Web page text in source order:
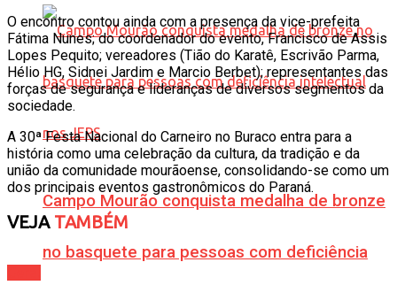
Campo Mourão conquista medalha de bronze
no basquete para pessoas com deficiência
O encontro contou ainda com a presença da vice-prefeita
Fátima Nunes; do coordenador do evento, Francisco de Assis
Lopes Pequito; vereadores (Tião do Karatê, Escrivão Parma,
Hélio HG, Sidnei Jardim e Marcio Berbet); representantes das
forças de segurança e lideranças de diversos segmentos da
sociedade.
A 30ª Festa Nacional do Carneiro no Buraco entra para a
história como uma celebração da cultura, da tradição e da
união da comunidade mourãoense, consolidando-se como um
dos principais eventos gastronômicos do Paraná.
VEJATAMBÉM